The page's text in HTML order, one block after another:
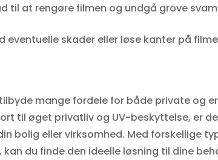
til at rengøre filmen og undgå grove
eventuelle skader eller løse kanter på
mange fordele for både private og
til øget privatliv og UV-beskyttelse, er
bolig eller virksomhed. Med forskellige
du finde den ideelle løsning til dine